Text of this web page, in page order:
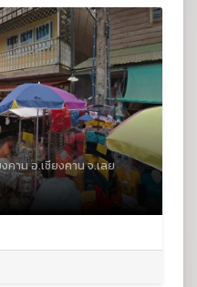
คาน อ.เชียงคาน จ.เลย